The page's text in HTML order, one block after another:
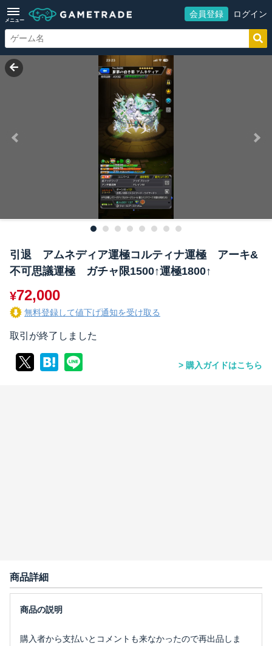
メニュー
会員登録 ログイン
引退 アムネディア運極コルティナ運極 アーキ&
不可思議運極 ガチャ限1500↑運極1800↑
¥72,000
無料登録して値下げ通知を受け取る
取引が終了しました
購入ガイドはこちら
商品詳細
購入者から支払いとコメントも来なかったので再出品しま